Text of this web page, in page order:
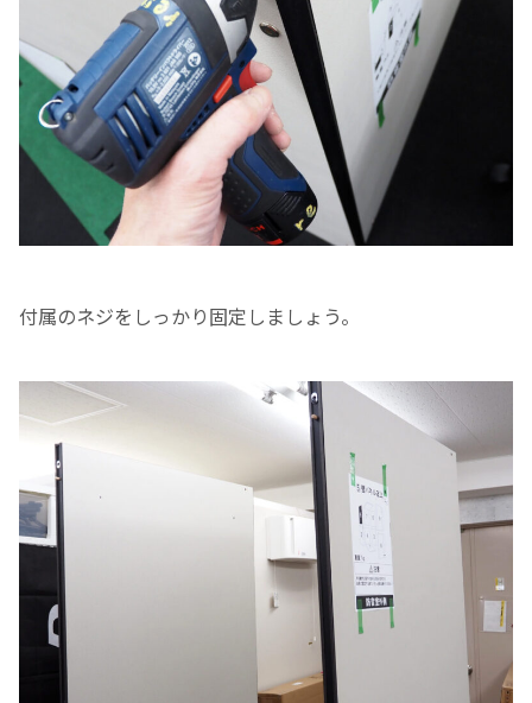
付属のネジをしっかり固定しましょう。